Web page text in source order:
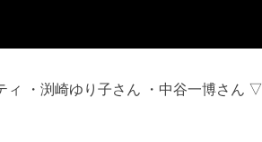
・渕崎ゆり子さん ・中谷一博さん ▽